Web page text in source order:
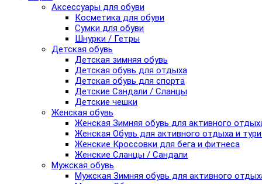
Аксессуары для обуви
Косметика для обуви
Сумки для обуви
Шнурки / Гетры
Детская обувь
Детская зимняя обувь
Детская обувь для отдыха
Детская обувь для спорта
Детские Сандали / Сланцы
Детские чешки
Женская обувь
Женская Зимняя обувь для активного
Женская Обувь для активного отдыха и
Женские Кроссовки для бега и фитнеса
Женские Сланцы / Сандали
Мужская обувь
Мужская Зимняя обувь для активного